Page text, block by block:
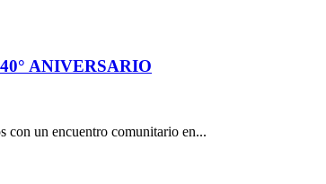
ANIVERSARIO
con un encuentro comunitario en...